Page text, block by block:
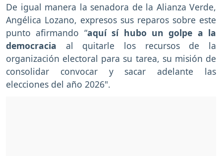
De igual manera la senadora de la Alianza Verde,
Angélica Lozano, expresos sus reparos sobre este
punto afirmando “aquí sí hubo un golpe a la
democracia al quitarle los recursos de la
organización electoral para su tarea, su misión de
consolidar convocar y sacar adelante las
elecciones del año 2026".